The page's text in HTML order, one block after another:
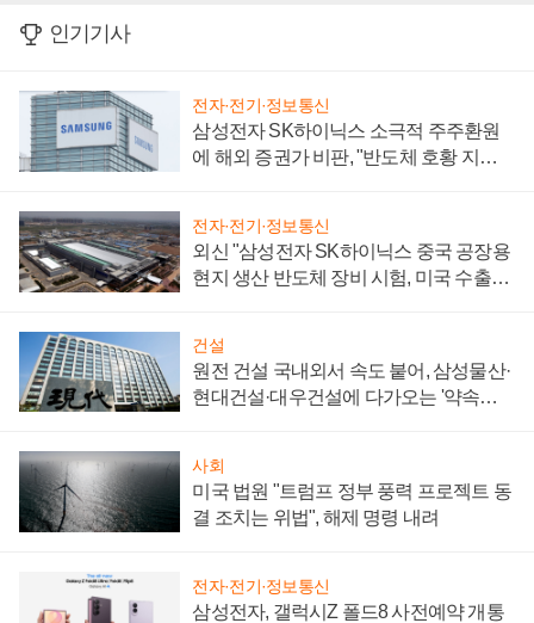
인기기사
전자·전기·정보통신
삼성전자 SK하이닉스 소극적 주주환원
에 해외 증권가 비판, "반도체 호황 지속
전자·전기·정보통신
외신 "삼성전자 SK하이닉스 중국 공장용
현지 생산 반도체 장비 시험, 미국 수출통
건설
원전 건설 국내외서 속도 붙어, 삼성물산·
현대건설·대우건설에 다가오는 '약속의
사회
미국 법원 "트럼프 정부 풍력 프로젝트 동
결 조치는 위법", 해제 명령 내려
전자·전기·정보통신
삼성전자, 갤럭시Z 폴드8 사전예약 개통